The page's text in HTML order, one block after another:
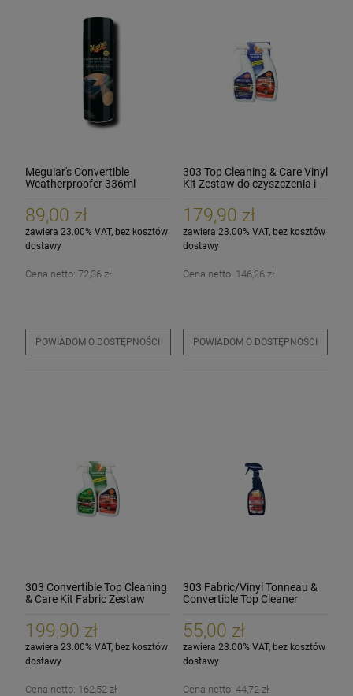
Meguiar's Convertible
Weatherproofer 336ml
89,00 zł
zawiera 23.00% VAT, bez kosztów
dostawy
Cena netto: 72,36 zł
POWIADOM O DOSTĘPNOŚCI
303 Top Cleaning & Care Vinyl
Kit Zestaw do czyszczenia i
dachów cabrio
179,90 zł
zawiera 23.00% VAT, bez kosztów
dostawy
Cena netto: 146,26 zł
POWIADOM O DOSTĘPNOŚCI
303 Convertible Top Cleaning
& Care Kit Fabric Zestaw
199,90 zł
zawiera 23.00% VAT, bez kosztów
dostawy
Cena netto: 162,52 zł
303 Fabric/Vinyl Tonneau &
Convertible Top Cleaner
dachu cabrio
55,00 zł
zawiera 23.00% VAT, bez kosztów
dostawy
Cena netto: 44,72 zł